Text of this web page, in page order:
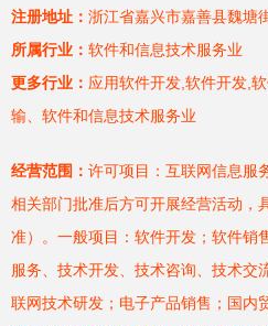
注册地址： 浙江省嘉兴市嘉善县魏塘
所属行业： 软件和信息技术服务业
更多行业： 应用软件开发,软件开发,
输、软件和信息技术服务业
经营范围： 许可项目：互联网信息服
相关部门批准后方可开展经营活动，
准）。一般项目：软件开发；软件销
服务、技术开发、技术咨询、技术交
联网技术研发；电子产品销售；国内